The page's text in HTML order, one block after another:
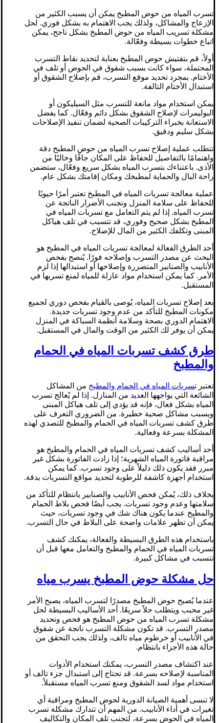
تسرب المياه من حوض المطبخ يمكن أن يسبب الكثير من
الإزعاج والمشاكل، ولذلك يجب الاهتمام به بشكل فوري. لحل
مشكلة تسريب المياه من حوض المطبخ بشكل ناجح، يمكن
اتباع خطوات بسيطة وفعّالة.
أولاً، قم بتفتيش حوض المطبخ بعناية لتحديد نقاط التسرب
المحتملة، سواء كانت بسبب شقوق في الحوض أو تلف في
الأختام. بمجرد تحديد موقع التسرب، قم بإصلاح الشقوق أو
استبدال الأختام التالفة.
يمكن استخدام مواد مانعة للتسرب مثل السيليكون أو
البوليمرات لإصلاح الشقوق بشكل دائم وفعّال. كما يفضل
الاستعانة بخبراء التركيبات الصحية لضمان تنفيذ الإصلاحات
بشكل سليم ودقيق.
تتطلب عملية إصلاح تسرب المياه من حوض المطبخ دقة
واهتمامًا بالتفاصيل للحفاظ على المكان جافًا وخاليًا من
الأذى. باعتناءك بتسرب المياه بشكل سريع وفعّال، ستضمن
راحة البال والحماية لمطبخك ومكان إقامتك بشكل عام.
عملية معالجة تسربات المياه في المطبخ تعتبر أمرًا حيويًا
للحفاظ على سلامة المنزل وتجنب الأضرار الناتجة عن
تسرب المياه. إذا لم يتم التعامل مع تسربات المياه في
المطبخ بشكل صحيح وفوري، قد تتسبب في تلف هياكل
المبنى وتكلفك الكثير من المال للإصلاح.
أحد الطرق الفعالة لمعالجة تسربات المياه في المطبخ هو
البحث عن مصدر التسرب وإصلاحه فورًا. يُنصح بفحص
الأنابيب والصنابير المتضررة وإصلاحها أو استبدالها إذا لزم
الأمر. كما يمكن استخدام مواد عازلة للمياه لمنع تسربها في
المستقبل.
بعد إصلاح تسربات المياه، يُوصى بالقيام بفحص دوري لجميع
مكونات المطبخ للتأكد من عدم وجود تسربات جديدة.
الاهتمام الدوري بصحة وسلامة أنظمة السباكة في المنزل
يمكن أن يوفر لك الكثير من الوقت والمال في المستقبل.
طرق كشف تسربات المياه في الحمام
والمطبخ
تعتبر تسربات المياه في الحمام والمطبخ من المشاكل
الشائعة التي يواجهها العديد من المنازل. إذا لم يُعالج تسرب
المياه بشكل فعال، فإنه قد يؤدي إلى تلف هياكل المبنى
ويسبب مشاكل صحية خطيرة. من الضروري التعرف على
طرق كشف تسربات المياه في الحمام والمطبخ للتصدي لهذه
المشكلة بسرعة وفعالية.
أحد أساليب كشف تسربات المياه في الحمام والمطبخ هو
مراقبة فاتورة المياه الشهرية؛ إذا زادت الفاتورة بشكل غير
مبرر فقد يكون ذلك دليلاً على وجود تسرب. كما يمكن
استخدام أجهزة كاشفة للرطوبة لتحديد مواقع التسربات بدقة.
بخلاف ذلك، يُمكن فحص الأنابيب والصنابير بانتظام للتأكد من
سلامتها وعدم وجود تسربات. يجب أيضًا فحص بلاط الحمام
والمطبخ عندما يكون هناك شك في وجود تسربات، حيث
يمكن أن تظهر علامات واضحة على البلاط في حال التسرب.
باستخدام هذه الطرق البسيطة والفعالة، يمكنك كشف
تسربات المياه في الحمام والمطبخ والتعامل معها قبل أن
تتسبب في مشاكل كبيرة.
حل مشكلة حوض المطبخ يسرب مياه
عندما يُصبح حوض المطبخ مصدرًا لتسرب المياه، يصبح الأمر
غير محبب ويتطلب حلاً سريعًا. أحد الأساليب البسيطة لحل
مشكلة تسرب المياه من حوض المطبخ هو فحص وتحديد
مصدر التسرب. قد تكون مشكلة التسرب ناتجة عن شقوق
في الأنابيب أو خرطوم مياه تالف، ولذلك يجب التحقق من
حالة هذه الأجزاء بانتظام.
عند اكتشاف مصدر التسرب، يمكنك استخدام الأدوات
المناسبة لإصلاحه بسرعة. قد تحتاج إلى استبدال جزء تالف أو
استخدام مواد لسد الشقوق ومنع تسرب المياه مستقبلاً.
لا تنسى أهمية الصيانة الدورية لحوض المطبخ ومراقبة أي
تغيرات في أداء الأنابيب. من المهم أن تتدارك مشكلة تسرب
المياه في الحوض بسرعة، لتجنب تلف المكان والتكاليف